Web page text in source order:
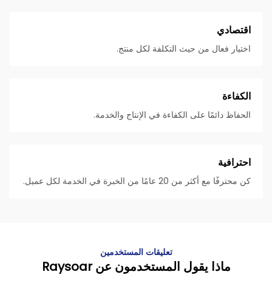
اقتصادي
اختيار فعال من حيث التكلفة لكل منتج.
الكفاءة
الحفاظ دائمًا على الكفاءة في الإنتاج والخدمة.
احترافية
كن محترفًا مع أكثر من 20 عامًا من الخبرة في الخدمة لكل عميل.
تعليقات المستخدمين
ماذا يقول المستخدمون عن Raysoar